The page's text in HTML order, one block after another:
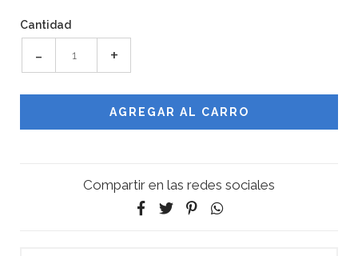
Cantidad
- +
Compartir en las redes sociales